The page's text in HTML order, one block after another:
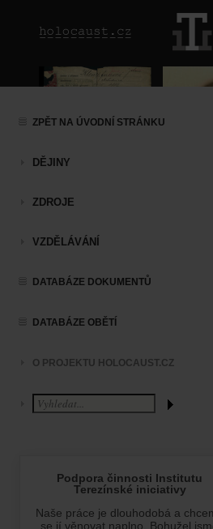
ZPĚT NA ÚVODNÍ STRÁNKU
DĚJINY
ZDROJE
VZDĚLÁVÁNÍ
DATABÁZE DOKUMENTŮ
DATABÁZE OBĚTÍ
O PROJEKTU HOLOCAUST.CZ